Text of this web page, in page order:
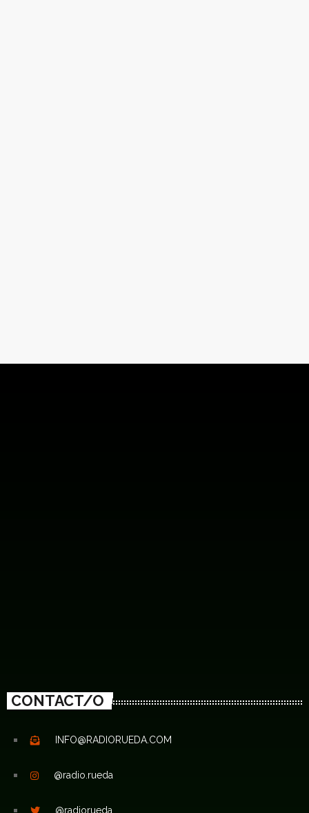
CONTACT/O
INFO@RADIORUEDA.COM
@radio.rueda
@radiorueda